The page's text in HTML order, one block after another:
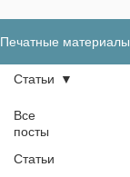
Печатные материалы
Все
посты
Статьи
Статьи